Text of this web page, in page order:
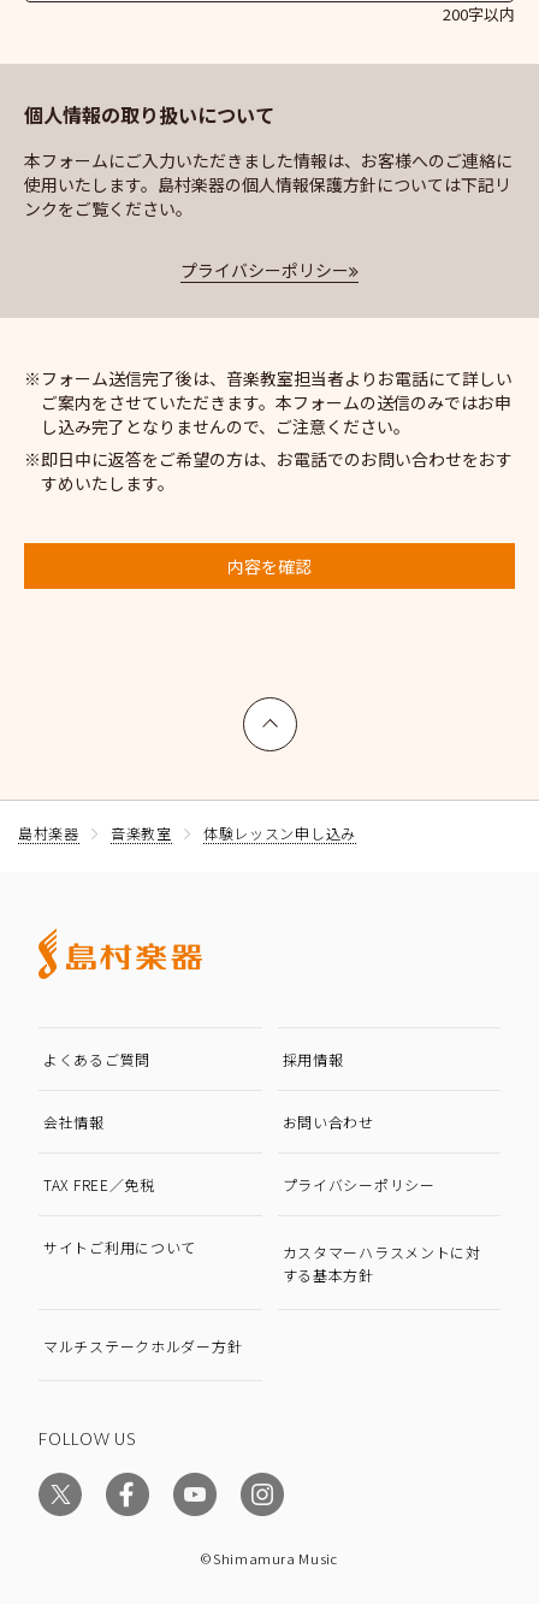
200字以内
個人情報の取り扱いについて
本フォームにご入力いただきました情報は、お客様へのご連絡に
使用いたします。島村楽器の個人情報保護方針については下記リ
ンクをご覧ください。
プライバシーポリシー
フォーム送信完了後は、音楽教室担当者よりお電話にて詳しい
ご案内をさせていただきます。本フォームの送信のみではお申
し込み完了となりませんので、ご注意ください。
即日中に返答をご希望の方は、お電話でのお問い合わせをおす
すめいたします。
内容を確認
上へ戻る
島村楽器 音楽教室 体験レッスン申し込み
よくあるご質問 採用情報
会社情報 お問い合わせ
TAX FREE／免税 プライバシーポリシー
サイトご利用について
カスタマーハラスメントに対
する基本方針
マルチステークホルダー方針
FOLLOW US
©Shimamura Music